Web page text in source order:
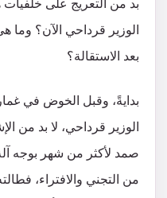
بد من التعريج على خلفيات
الوزير قرداحي الآن؟ وما
بعد الاستقالة؟
بدايةً، وقبل الخوض في
الوزير قرداحي، لا بد من
صمد لأكثر من شهر بوجه
من التجني والافتراء،